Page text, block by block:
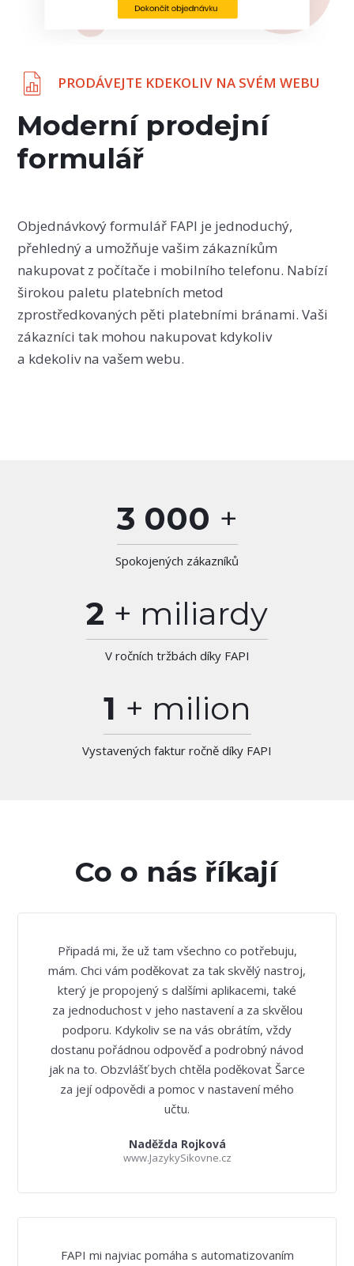
PRODÁVEJTE KDEKOLIV NA SVÉM WEBU
Moderní prodejní
formulář
Objednávkový formulář FAPI je jednoduchý,
přehledný a umožňuje vašim zákazníkům
nakupovat z počítače i mobilního telefonu. Nabízí
širokou paletu platebních metod
zprostředkovaných pěti platebními bránami. Vaši
zákazníci tak mohou nakupovat kdykoliv
a kdekoliv na vašem webu.
3 000 +
Spokojených zákazníků
2 + miliardy
V ročních tržbách díky FAPI
1 + milion
Vystavených faktur ročně díky FAPI
Co o nás říkají
Připadá mi, že už tam všechno co potřebuju,
mám. Chci vám poděkovat za tak skvělý nastroj,
který je propojený s dalšími aplikacemi, také
za jednoduchost v jeho nastavení a za skvělou
podporu. Kdykoliv se na vás obrátím, vždy
dostanu pořádnou odpověď a podrobný návod
jak na to. Obzvlášť bych chtěla poděkovat Šarce
za její odpovědi a pomoc v nastavení mého
učtu.
Naděžda Rojková
www.JazykySikovne.cz
FAPI mi najviac pomáha s automatizovaním